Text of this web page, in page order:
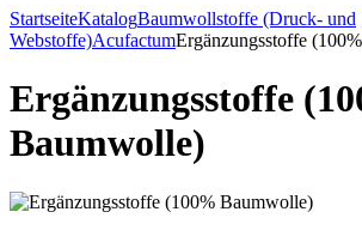
StartseiteKatalogBaumwollstoffe (Druck- und
Webstoffe)AcufactumErgänzungsstoffe
Ergänzungsstoffe
Baumwolle)